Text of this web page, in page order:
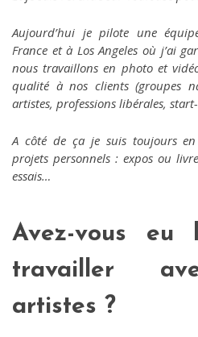
Aujourd’hui je pilote une
France et à Los Angeles où j’ai
nous travaillons en photo et
qualité à nos clients (groupes
artistes, professions libérales,
A côté de ça je suis toujours
projets personnels : expos ou
essais…
Avez-vous eu
travailler
artistes ?